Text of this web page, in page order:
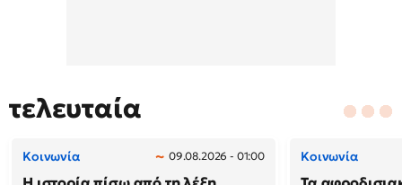
τελευταία
Κοινωνία 09.08.2026 - 01:00 Κοινωνία